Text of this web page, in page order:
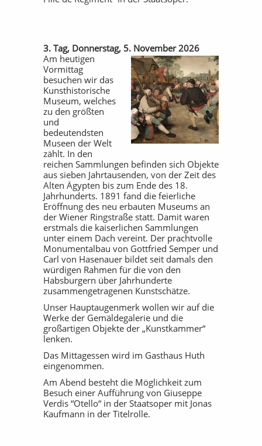
3. Tag, Donnerstag, 5. November 2026
Am heutigen
Vormittag
besuchen wir das
Kunsthistorische
Museum, welches
zu den größten
und
bedeutendsten
Museen der Welt
zählt. In den
reichen Sammlungen befinden sich Objekte
aus sieben Jahrtausenden, von der Zeit des
Alten Ägypten bis zum Ende des 18.
Jahrhunderts. 1891 fand die feierliche
Eröffnung des neu erbauten Museums an
der Wiener Ringstraße statt. Damit waren
erstmals die kaiserlichen Sammlungen
unter einem Dach vereint. Der prachtvolle
Monumentalbau von Gottfried Semper und
Carl von Hasenauer bildet seit damals den
würdigen Rahmen für die von den
Habsburgern über Jahrhunderte
zusammengetragenen Kunstschätze.
Unser Hauptaugenmerk wollen wir auf die
Werke der Gemäldegalerie und die
großartigen Objekte der „Kunstkammer“
lenken.
Das Mittagessen wird im Gasthaus Huth
eingenommen.
Am Abend besteht die Möglichkeit zum
Besuch einer Aufführung von Giuseppe
Verdis “Otello“ in der Staatsoper mit Jonas
Kaufmann in der Titelrolle.